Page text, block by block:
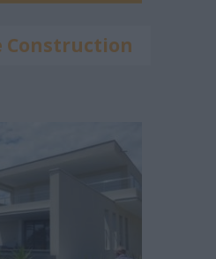
Construction